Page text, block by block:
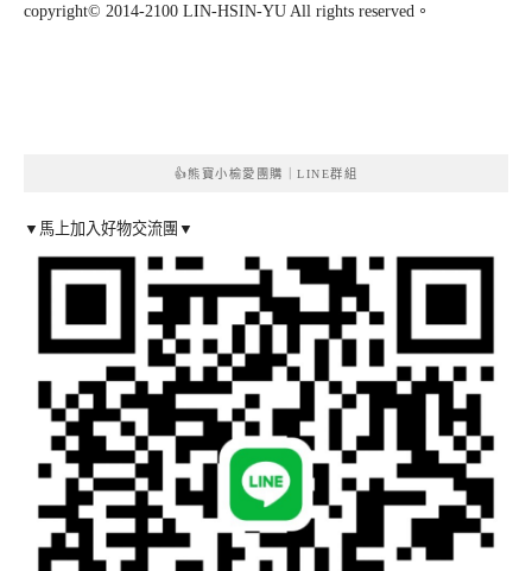
copyright© 2014-2100 LIN-HSIN-YU All rights reserved。
👍熊寶小榆愛團購｜LINE群組
▼馬上加入好物交流團▼